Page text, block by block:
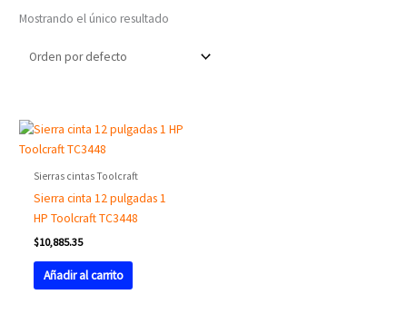
Mostrando el único resultado
Sierras cintas Toolcraft
Sierra cinta 12 pulgadas 1
HP Toolcraft TC3448
$10,885.35
Añadir al carrito